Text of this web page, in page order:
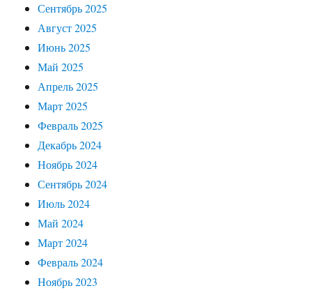
Сентябрь 2025
Август 2025
Июнь 2025
Май 2025
Апрель 2025
Март 2025
Февраль 2025
Декабрь 2024
Ноябрь 2024
Сентябрь 2024
Июль 2024
Май 2024
Март 2024
Февраль 2024
Ноябрь 2023